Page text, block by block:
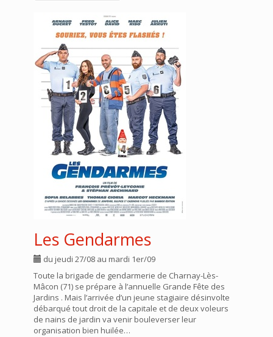
Les Gendarmes
du jeudi 27/08 au mardi 1er/09
Toute la brigade de gendarmerie de Charnay-Lès-
Mâcon (71) se prépare à l’annuelle Grande Fête des
Jardins . Mais l’arrivée d’un jeune stagiaire désinvolte
débarqué tout droit de la capitale et de deux voleurs
de nains de jardin va venir bouleverser leur
organisation bien huilée…